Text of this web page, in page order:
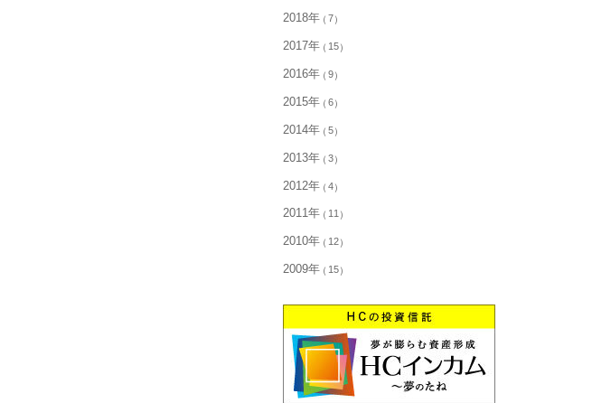
2018年 7
2017年 15
2016年 9
2015年 6
2014年 5
2013年 3
2012年 4
2011年 11
2010年 12
2009年 15